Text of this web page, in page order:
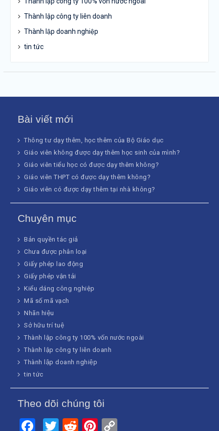
Thành lập công ty liên doanh
Thành lập doanh nghiệp
tin tức
Bài viết mới
Thông tư dạy thêm, học thêm của Bộ Giáo dục
Giáo viên không được dạy thêm học sinh của mình?
Giáo viên tiểu học có được dạy thêm không?
Giáo viên THPT có được dạy thêm không?
Giáo viên có được dạy thêm tại nhà không?
Chuyên mục
Bản quyền tác giả
Chưa được phân loại
Giấy phép lao động
Giấy phép vận tải
Kiểu dáng công nghiệp
Mã số mã vạch
Nhãn hiệu
Sở hữu trí tuệ
Thành lập công ty 100% vốn nước ngoài
Thành lập công ty liên doanh
Thành lập doanh nghiệp
tin tức
Theo dõi chúng tôi
Facebook
Twitter
RedditPinterest